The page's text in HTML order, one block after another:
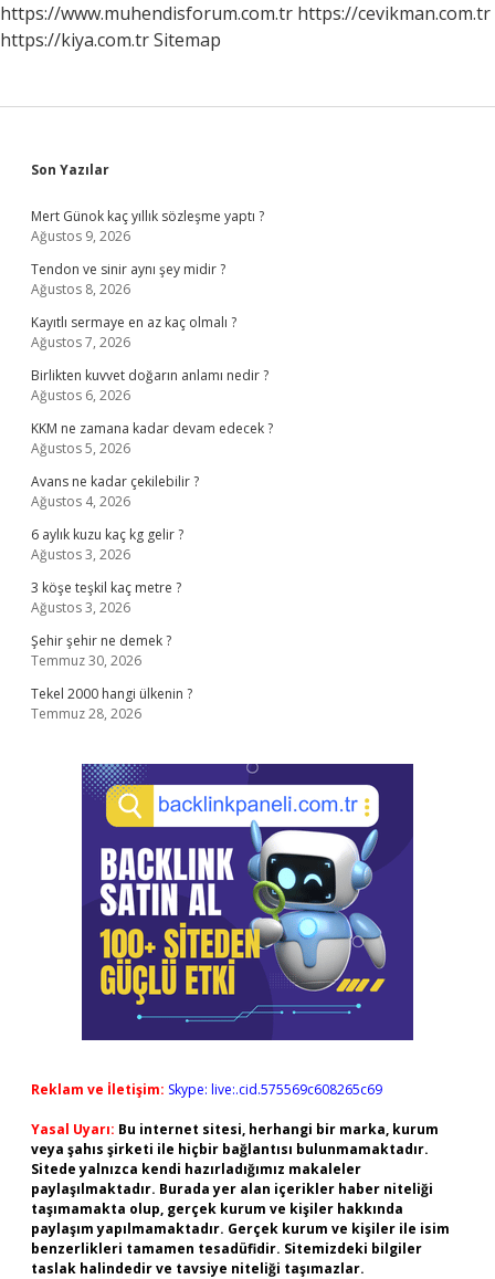
https://www.muhendisforum.com.tr https://cevikman.com.tr
https://kiya.com.trSitemap
Sidebar
Son Yazılar
Mert Günok kaç yıllık sözleşme yaptı ?
Ağustos 9, 2026
Tendon ve sinir aynı şey midir ?
Ağustos 8, 2026
Kayıtlı sermaye en az kaç olmalı ?
Ağustos 7, 2026
Birlikten kuvvet doğarın anlamı nedir ?
Ağustos 6, 2026
KKM ne zamana kadar devam edecek ?
Ağustos 5, 2026
Avans ne kadar çekilebilir ?
Ağustos 4, 2026
6 aylık kuzu kaç kg gelir ?
Ağustos 3, 2026
3 köşe teşkil kaç metre ?
Ağustos 3, 2026
Şehir şehir ne demek ?
Temmuz 30, 2026
Tekel 2000 hangi ülkenin ?
Temmuz 28, 2026
Reklam ve İletişim: Skype: live:.cid.575569c608265c69
Yasal Uyarı: Bu internet sitesi, herhangi bir marka, kurum
veya şahıs şirketi ile hiçbir bağlantısı bulunmamaktadır.
Sitede yalnızca kendi hazırladığımız makaleler
paylaşılmaktadır. Burada yer alan içerikler haber niteliği
taşımamakta olup, gerçek kurum ve kişiler hakkında
paylaşım yapılmamaktadır. Gerçek kurum ve kişiler ile isim
benzerlikleri tamamen tesadüfidir. Sitemizdeki bilgiler
taslak halindedir ve tavsiye niteliği taşımazlar.